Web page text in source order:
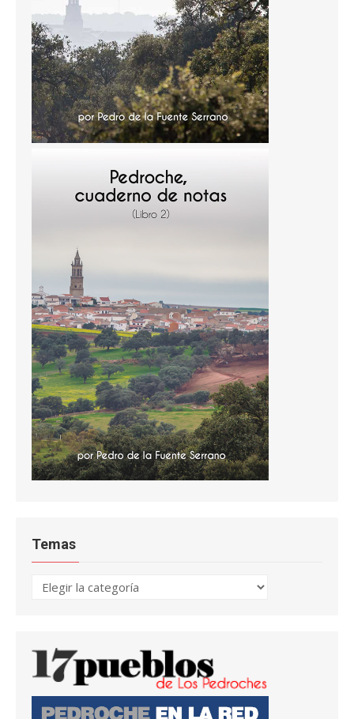
Temas
Temas